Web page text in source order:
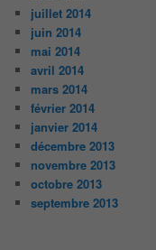
juillet 2014
juin 2014
mai 2014
avril 2014
mars 2014
février 2014
janvier 2014
décembre 2013
novembre 2013
octobre 2013
septembre 2013